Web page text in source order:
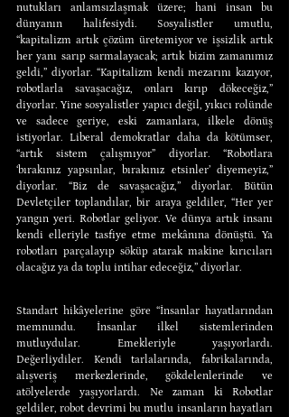
nutukları anlamsızlaşmak üzere; hani insan bu
dünyanın halifesiydi. Sosyalistler umutlu,
“kapitalizm artık çözüm üretemiyor ve işsizlik artık
her yanı sarıp sarmalayacak; artık bizim zamanımız
geldi,” diyorlar. “Kapitalizm kendi mezarını kazıyor,
robotlarla savaşacağız, onları kırıp dökeceğiz,”
diyorlar. Yine sosyalistler yapıcı değil, yıkıcı rolünde
ve sadece geriye, eski zamanlara, ilkele dönüş
istiyorlar. Liberal demokratlar daha da kötümser,
“artık sistem çalışmıyor” diyorlar. “Robotlara
‘bırakınız yapsınlar, bırakınız etsinler’ diyemeyiz,”
diyorlar. “Biz de savaşacağız,” diyorlar. Bütün
Devletçiler toplandılar, bir araya geldiler, “Her yer
yangın yeri. Robotlar geliyor. Ve dünya artık insanı
kendi elleriyle tasfiye etme mekânına dönüştü. Ya
robotları parçalayıp söküp atarak makine kırıcıları
olacağız ya da toplu intihar edeceğiz,” diyorlar.
Standart hikâyelerine göre “İnsanlar hayatlarından
memnundu. İnsanlar ilkel sistemlerinden
mutluydular. Emekleriyle yaşıyorlardı.
Değerliydiler. Kendi tarlalarında, fabrikalarında,
alışveriş merkezlerinde, gökdelenlerinde ve
atölyelerde yaşıyorlardı. Ne zaman ki Robotlar
geldiler, robot devrimi bu mutlu insanların hayatları